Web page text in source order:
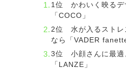
1位 かわいく映るデ
「COCO」
2位 水が入るストレ
なら「VADER
3位 小顔さんに最適
「LANZE」